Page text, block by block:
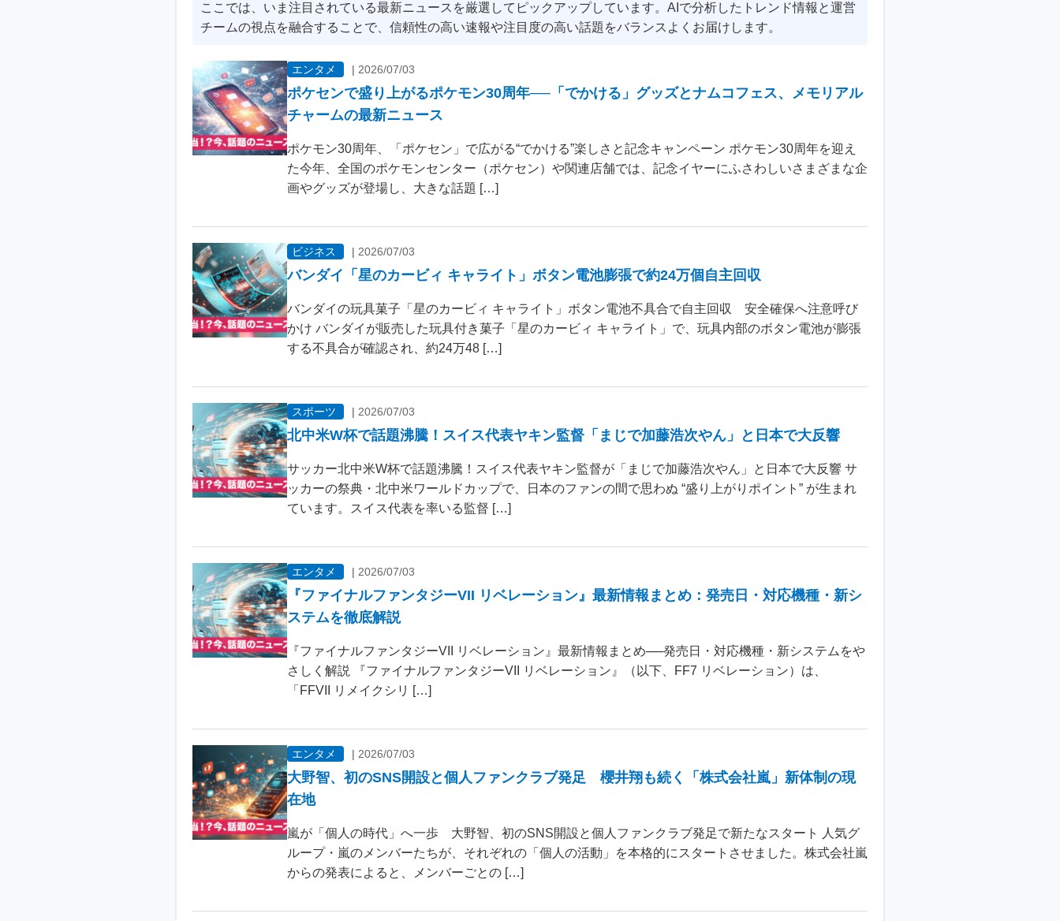
ここでは、いま注目されている最新ニュースを厳選してピックアップしています。AIで分析したトレンド情報と運営
チームの視点を融合することで、信頼性の高い速報や注目度の高い話題をバランスよくお届けします。
エンタメ | 2026/07/03
ポケセンで盛り上がるポケモン30周年──「でかける」グッズとナムコフェス、メモリアル
チャームの最新ニュース
ポケモン30周年、「ポケセン」で広がる“でかける”楽しさと記念キャンペーン ポケモン30周年を迎え
た今年、全国のポケモンセンター（ポケセン）や関連店舗では、記念イヤーにふさわしいさまざまな企
画やグッズが登場し、大きな話題 […]
ビジネス | 2026/07/03
バンダイ「星のカービィ キャライト」ボタン電池膨張で約24万個自主回収
バンダイの玩具菓子「星のカービィ キャライト」ボタン電池不具合で自主回収 安全確保へ注意呼び
かけ バンダイが販売した玩具付き菓子「星のカービィ キャライト」で、玩具内部のボタン電池が膨張
する不具合が確認され、約24万48 […]
スポーツ | 2026/07/03
北中米W杯で話題沸騰！スイス代表ヤキン監督「まじで加藤浩次やん」と日本で大反響
サッカー北中米W杯で話題沸騰！スイス代表ヤキン監督が「まじで加藤浩次やん」と日本で大反響 サ
ッカーの祭典・北中米ワールドカップで、日本のファンの間で思わぬ “盛り上がりポイント” が生まれ
ています。スイス代表を率いる監督 […]
エンタメ | 2026/07/03
『ファイナルファンタジーVII リベレーション』最新情報まとめ：発売日・対応機種・新シ
ステムを徹底解説
『ファイナルファンタジーVII リベレーション』最新情報まとめ──発売日・対応機種・新システムをや
さしく解説 『ファイナルファンタジーVII リベレーション』（以下、FF7 リベレーション）は、
「FFVII リメイクシリ […]
エンタメ | 2026/07/03
大野智、初のSNS開設と個人ファンクラブ発足 櫻井翔も続く「株式会社嵐」新体制の現
在地
嵐が「個人の時代」へ一歩 大野智、初のSNS開設と個人ファンクラブ発足で新たなスタート 人気グ
ループ・嵐のメンバーたちが、それぞれの「個人の活動」を本格的にスタートさせました。株式会社嵐
からの発表によると、メンバーごとの […]